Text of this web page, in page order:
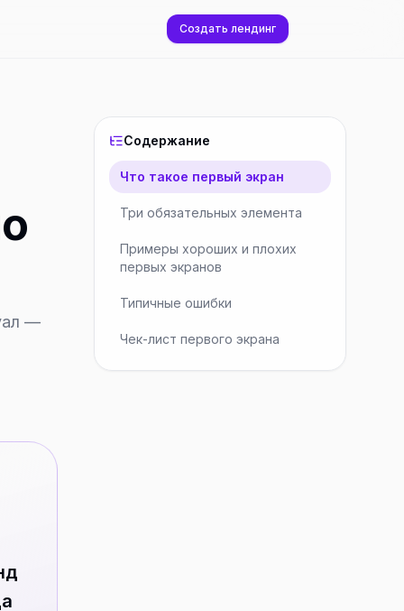
Создать лендинг
—
Содержание
Что такое первый экран
Три обязательных элемента
Примеры хороших и плохих
первых экранов
Типичные ошибки
Чек-лист первого экрана